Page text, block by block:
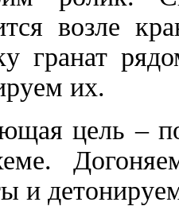
возле
гранат
их.
цель –
и